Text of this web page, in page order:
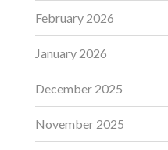
February 2026
January 2026
December 2025
November 2025